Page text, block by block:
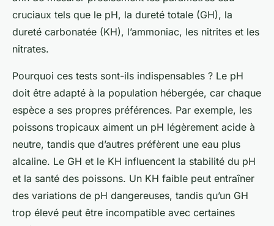
cruciaux tels que le pH, la dureté totale (GH), la
dureté carbonatée (KH), l’ammoniac, les nitrites et les
nitrates.
Pourquoi ces tests sont-ils indispensables ? Le pH
doit être adapté à la population hébergée, car chaque
espèce a ses propres préférences. Par exemple, les
poissons tropicaux aiment un pH légèrement acide à
neutre, tandis que d’autres préfèrent une eau plus
alcaline. Le GH et le KH influencent la stabilité du pH
et la santé des poissons. Un KH faible peut entraîner
des variations de pH dangereuses, tandis qu’un GH
trop élevé peut être incompatible avec certaines